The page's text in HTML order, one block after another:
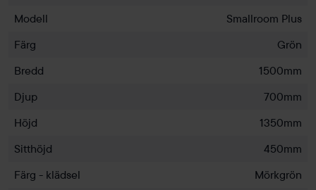
Modell
Smallroom Plus
Färg
Grön
Bredd
1500mm
Djup
700mm
Höjd
1350mm
Sitthöjd
450mm
Färg - klädsel
Mörkgrön